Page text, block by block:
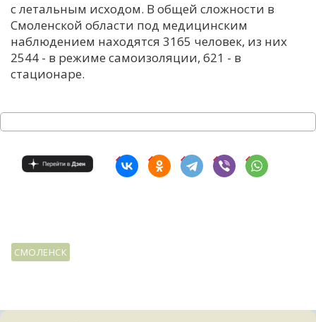
Е
К
С
Т
У
с летальным исходом. В общей сложности в
Смоленской области под медицинским
наблюдением находятся 3165 человек, из них
2544 - в режиме самоизоляции, 621 - в
стационаре.
СМОЛЕНСК